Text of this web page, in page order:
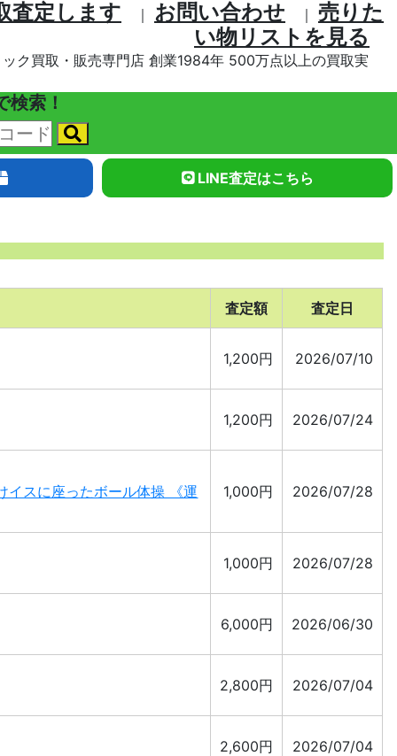
査定します ｜ お問い合わせ ｜ 売りた
い物リストを⾒る
ク買取・販売専門店 創業1984年 500万点以上の買取実
検索！
LINE査定はこちら
査定額 査定日
1,200円 2026/07/10
1,200円 2026/07/24
イスに座ったボール体操 《運 1,000円 2026/07/28
1,000円 2026/07/28
6,000円 2026/06/30
2,800円 2026/07/04
2,600円 2026/07/04